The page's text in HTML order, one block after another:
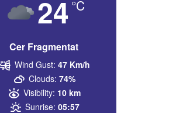
24 °C
Cer Fragmentat
Wind Gust: 47 Km/h
Clouds: 74%
Visibility: 10 km
Sunrise: 05:57